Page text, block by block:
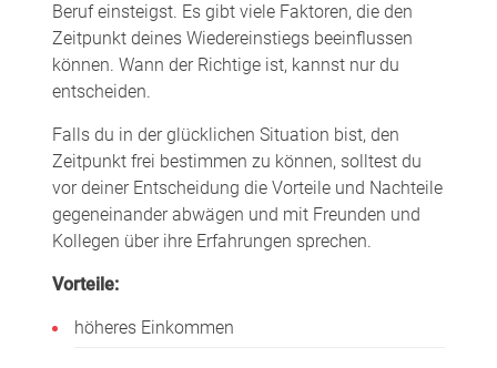
Beruf einsteigst. Es gibt viele Faktoren, die den
Zeitpunkt deines Wiedereinstiegs beeinflussen
können. Wann der Richtige ist, kannst nur du
entscheiden.
Falls du in der glücklichen Situation bist, den
Zeitpunkt frei bestimmen zu können, solltest du
vor deiner Entscheidung die Vorteile und Nachteile
gegeneinander abwägen und mit Freunden und
Kollegen über ihre Erfahrungen sprechen.
Vorteile:
höheres Einkommen